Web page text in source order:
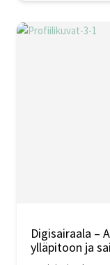
Digisairaala –
ylläpitoon ja